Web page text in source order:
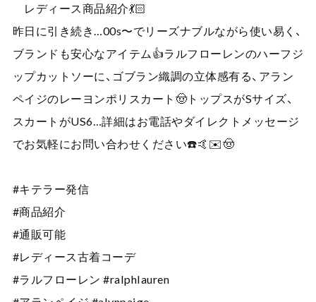
レディース商品紹介💃🏻
昨日に引き続き…00s〜でリーズナブルながら使い易く、
ブランドも安心なアイテム👍ラルフローレンのハーフジ
ップカットソーに、ゴブラン織調の立体感有る、アラン
ペイジのレーヨンポリスカート🤠トップスがSサイズ、
スカートがUS6…詳細はお電話やダイレクトメッセージ
でお気軽にお問い合わせください☎️🤙✉️🤠
#キテラー発信
#商品紹介
#通販可能
#レディース古着コーデ
#ラルフローレン #ralphlauren